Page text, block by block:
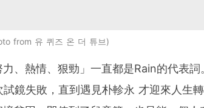
from 유 퀴즈 온 더 튜브
力、熱情、狠勁」一直都是Rain的代表
試鏡失敗，直到遇見朴軫永 才迎來人生